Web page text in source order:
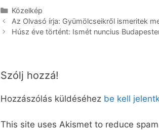
Kategória
Közelkép
Az Olvasó írja: Gyümölcseikről ismeritek
Húsz éve történt: Ismét nuncius
Szólj hozzá!
Hozzászólás küldéséhez be kell
This site uses Akismet to reduce